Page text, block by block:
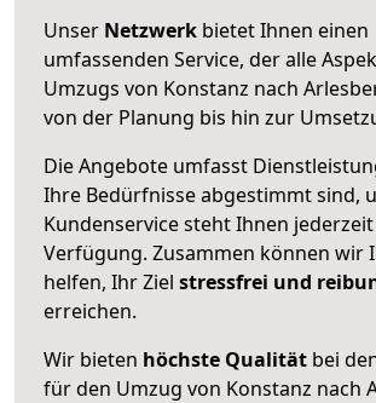
Unser Netzwerk bietet Ihnen einen
umfassenden Service, der alle
Umzugs von Konstanz nach
von der Planung bis hin zur
Die Angebote umfasst
Ihre Bedürfnisse abgestimmt sind,
Kundenservice steht Ihnen
Verfügung. Zusammen können wir
helfen, Ihr Ziel stressfrei und
erreichen.
Wir bieten höchste Qualität bei
für den Umzug von Konstanz nach